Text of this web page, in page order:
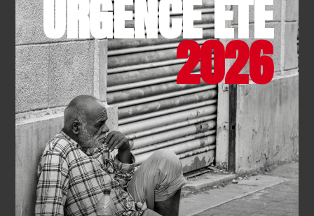
SOLIDARITÉ- 21.07.2026
URGENCE ÉTÉ
2026